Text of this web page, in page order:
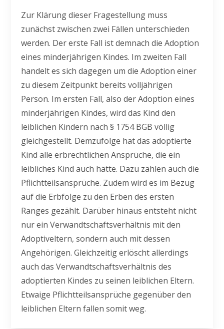
Zur Klärung dieser Fragestellung muss
zunächst zwischen zwei Fällen unterschieden
werden. Der erste Fall ist demnach die Adoption
eines minderjährigen Kindes. Im zweiten Fall
handelt es sich dagegen um die Adoption einer
zu diesem Zeitpunkt bereits volljährigen
Person. Im ersten Fall, also der Adoption eines
minderjährigen Kindes, wird das Kind den
leiblichen Kindern nach § 1754 BGB völlig
gleichgestellt. Demzufolge hat das adoptierte
Kind alle erbrechtlichen Ansprüche, die ein
leibliches Kind auch hätte. Dazu zählen auch die
Pflichtteilsansprüche. Zudem wird es im Bezug
auf die Erbfolge zu den Erben des ersten
Ranges gezählt. Darüber hinaus entsteht nicht
nur ein Verwandtschaftsverhältnis mit den
Adoptiveltern, sondern auch mit dessen
Angehörigen. Gleichzeitig erlöscht allerdings
auch das Verwandtschaftsverhältnis des
adoptierten Kindes zu seinen leiblichen Eltern.
Etwaige Pflichtteilsansprüche gegenüber den
leiblichen Eltern fallen somit weg.